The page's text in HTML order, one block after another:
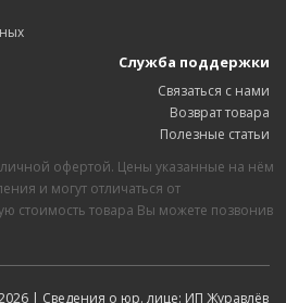
Служба поддержки
Связаться с нами
Возврат товара
Полезные статьи
офертой. Цены указанные на нём
и могут отличаться от
стоимость товара Вы можете позвонив
| Сведения о юр. лице: ИП Журавлёв